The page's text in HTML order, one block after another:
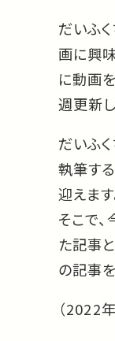
だいふ
画に興
に動画
週更新
だいふ
執筆す
迎えます
そこで
た記事
の記事
（2022